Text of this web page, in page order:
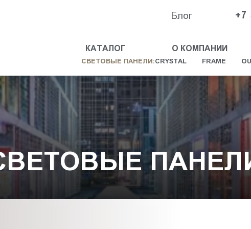
Блог +7
КАТАЛОГ О КОМПАНИИ
СВЕТОВЫЕ ПАНЕЛИ:CRYSTAL FRAME